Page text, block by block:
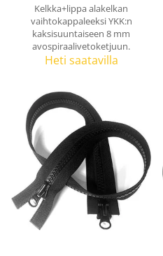
Kelkka+lippa alakelkan
vaihtokappaleeksi YKK:n
kaksisuuntaiseen 8 mm
avospiraalivetoketjuun.
Heti saatavilla